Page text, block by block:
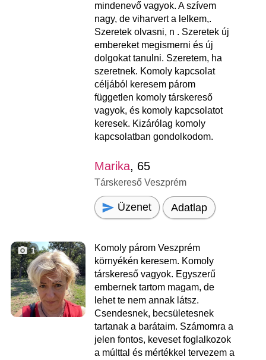
mindenevő vagyok. A szívem
nagy, de viharvert a lelkem,.
Szeretek olvasni, n . Szeretek új
embereket megismerni és új
dolgokat tanulni. Szeretem, ha
szeretnek. Komoly kapcsolat
céljából keresem párom
független komoly társkereső
vagyok, és komoly kapcsolatot
keresek. Kizárólag komoly
kapcsolatban gondolkodom.
Marika, 65
Társkereső Veszprém
Üzenet Adatlap
1
Komoly párom Veszprém
környékén keresem. Komoly
társkereső vagyok. Egyszerű
embernek tartom magam, de
lehet te nem annak látsz.
Csendesnek, becsületesnek
tartanak a barátaim. Számomra a
jelen fontos, keveset foglalkozok
a múlttal és mértékkel tervezem a